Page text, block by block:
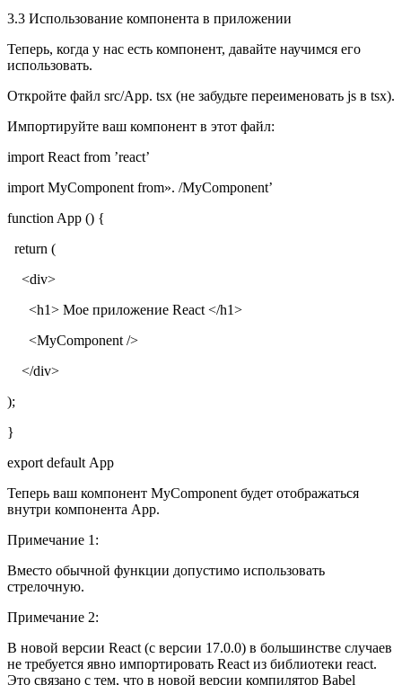
3.3 Использование компонента в приложении
Теперь, когда у нас есть компонент, давайте научимся его
использовать.
Откройте файл src/App. tsx (не забудьте переименовать js в tsx).
Импортируйте ваш компонент в этот файл:
import React from ’react’
import MyComponent from». /MyComponent’
function App () {
return (
<div>
<h1> Мое приложение React </h1>
<MyComponent />
</div>
);
}
export default App
Теперь ваш компонент MyComponent будет отображаться
внутри компонента App.
Примечание 1:
Вместо обычной функции допустимо использовать
стрелочную.
Примечание 2:
В новой версии React (с версии 17.0.0) в большинстве случаев
не требуется явно импортировать React из библиотеки react.
Это связано с тем, что в новой версии компилятор Babel